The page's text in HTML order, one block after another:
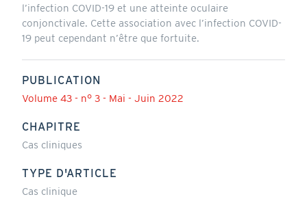
l’infection COVID-19 et une atteinte oculaire
conjonctivale. Cette association avec l’infection COVID-
19 peut cependant n’être que fortuite.
PUBLICATION
Volume 43 - n° 3 - Mai - Juin 2022
CHAPITRE
Cas cliniques
TYPE D'ARTICLE
Cas clinique